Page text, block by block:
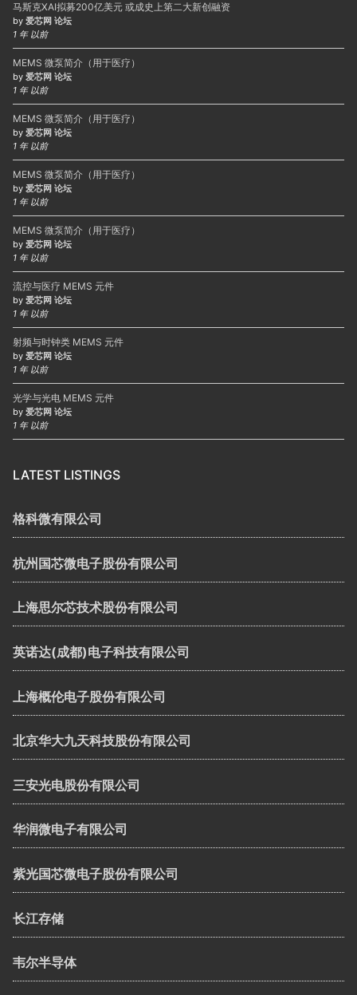
马斯克XAI拟募200亿美元 或成史上第二大新创融资
by 爱芯网 论坛
1 年 以前
MEMS 微泵简介（用于医疗）
by 爱芯网 论坛
1 年 以前
MEMS 微泵简介（用于医疗）
by 爱芯网 论坛
1 年 以前
MEMS 微泵简介（用于医疗）
by 爱芯网 论坛
1 年 以前
MEMS 微泵简介（用于医疗）
by 爱芯网 论坛
1 年 以前
流控与医疗 MEMS 元件
by 爱芯网 论坛
1 年 以前
射频与时钟类 MEMS 元件
by 爱芯网 论坛
1 年 以前
光学与光电 MEMS 元件
by 爱芯网 论坛
1 年 以前
LATEST LISTINGS
格科微有限公司
杭州国芯微电子股份有限公司
上海思尔芯技术股份有限公司
英诺达(成都)电子科技有限公司
上海概伦电子股份有限公司
北京华大九天科技股份有限公司
三安光电股份有限公司
华润微电子有限公司
紫光国芯微电子股份有限公司
长江存储
韦尔半导体